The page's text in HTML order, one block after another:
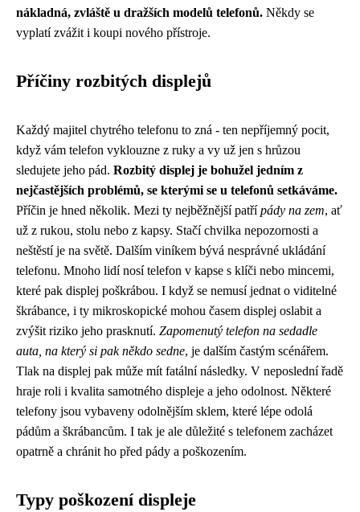
nákladná, zvláště u dražších modelů telefonů. Někdy se
vyplatí zvážit i koupi nového přístroje.
Příčiny rozbitých displejů
Každý majitel chytrého telefonu to zná - ten nepříjemný pocit,
když vám telefon vyklouzne z ruky a vy už jen s hrůzou
sledujete jeho pád. Rozbitý displej je bohužel jedním z
nejčastějších problémů, se kterými se u telefonů setkáváme.
Příčin je hned několik. Mezi ty nejběžnější patřípády na zem, ať
už z rukou, stolu nebo z kapsy. Stačí chvilka nepozornosti a
neštěstí je na světě. Dalším viníkem bývá nesprávné ukládání
telefonu. Mnoho lidí nosí telefon v kapse s klíči nebo mincemi,
které pak displej poškrábou. I když se nemusí jednat o viditelné
škrábance, i ty mikroskopické mohou časem displej oslabit a
zvýšit riziko jeho prasknutí. Zapomenutý telefon na sedadle
auta, na který si pak někdo sedne, je dalším častým scénářem.
Tlak na displej pak může mít fatální následky. V neposlední řadě
hraje roli i kvalita samotného displeje a jeho odolnost. Některé
telefony jsou vybaveny odolnějším sklem, které lépe odolá
pádům a škrábancům. I tak je ale důležité s telefonem zacházet
opatrně a chránit ho před pády a poškozením.
Typy poškození displeje